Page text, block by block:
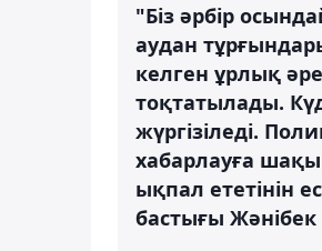
"Біз әрбір
аудан
келген ұрлық
тоқтатылады.
жүргізіледі.
хабарлауға
ықпал ететінін
бастығы